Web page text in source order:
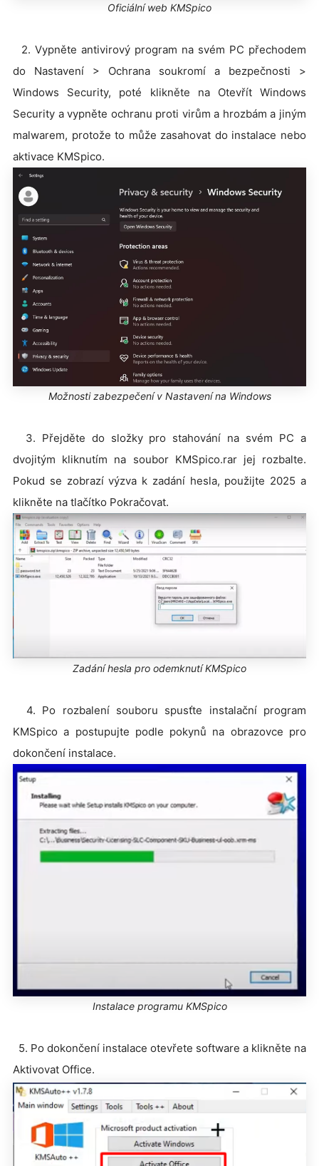
Oficiální web KMSpico
2. Vypněte antivirový program na svém PC přechodem
do Nastavení > Ochrana soukromí a bezpečnosti >
Windows Security, poté klikněte na Otevřít Windows
Security a vypněte ochranu proti virům a hrozbám a jiným
malwarem, protože to může zasahovat do instalace nebo
aktivace KMSpico.
Možnosti zabezpečení v Nastavení na Windows
3. Přejděte do složky pro stahování na svém PC a
dvojitým kliknutím na soubor KMSpico.rar jej rozbalte.
Pokud se zobrazí výzva k zadání hesla, použijte 2025 a
klikněte na tlačítko Pokračovat.
Zadání hesla pro odemknutí KMSpico
4. Po rozbalení souboru spusťte instalační program
KMSpico a postupujte podle pokynů na obrazovce pro
dokončení instalace.
Instalace programu KMSpico
5. Po dokončení instalace otevřete software a klikněte na
Aktivovat Office.